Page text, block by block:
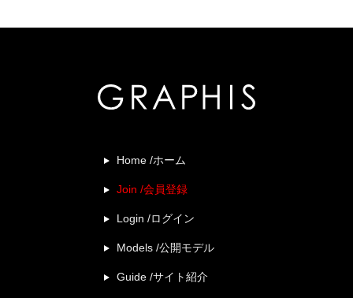
Home /ホーム
Join /会員登録
Login /ログイン
Models /公開モデル
Guide /サイト紹介